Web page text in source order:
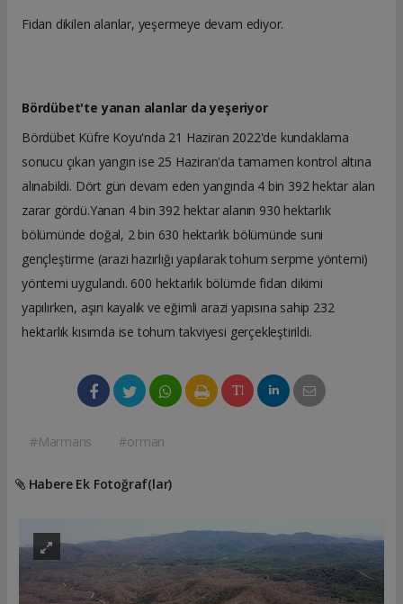
Fidan dikilen alanlar, yeşermeye devam ediyor.
Bördübet'te yanan alanlar da yeşeriyor
Bördübet Küfre Koyu'nda 21 Haziran 2022'de kundaklama
sonucu çıkan yangın ise 25 Haziran'da tamamen kontrol altına
alınabildi. Dört gün devam eden yangında 4 bin 392 hektar alan
zarar gördü.Yanan 4 bin 392 hektar alanın 930 hektarlık
bölümünde doğal, 2 bin 630 hektarlık bölümünde suni
gençleştirme (arazi hazırlığı yapılarak tohum serpme yöntemi)
yöntemi uygulandı. 600 hektarlık bölümde fidan dikimi
yapılırken, aşırı kayalık ve eğimli arazi yapısına sahip 232
hektarlık kısımda ise tohum takviyesi gerçekleştirildi.
#Marmaris #orman
Habere Ek Fotoğraf(lar)